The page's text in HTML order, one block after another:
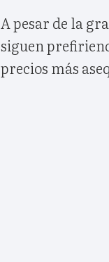
A pesar de la
siguen
precios más